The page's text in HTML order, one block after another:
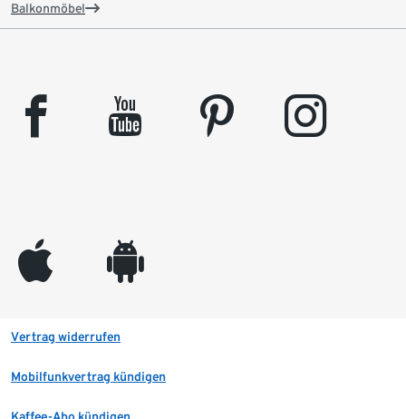
Balkonmöbel
facebook youtube pinterest instagram
appleinc android
Vertrag widerrufen
Mobilfunkvertrag kündigen